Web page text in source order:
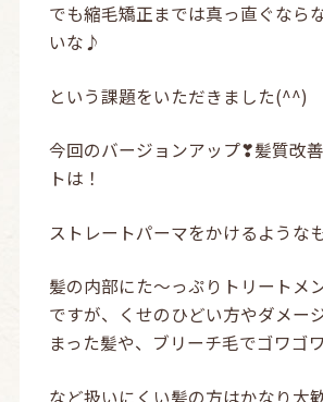
でも縮毛矯正までは真っ直ぐなら
いな♪
という課題をいただきました(^^)
今回のバージョンアップ❣髪質改
トは！
ストレートパーマをかけるような
髪の内部にた～っぷりトリートメ
ですが、くせのひどい方やダメー
まった髪や、ブリーチ毛でゴワゴ
など扱いにくい髪の方はかなり大